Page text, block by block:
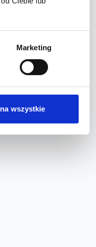
Marketing
wszystkie